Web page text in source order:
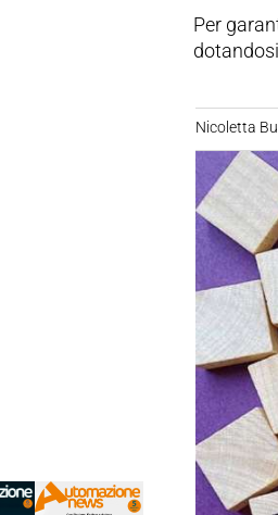
Per
Nicoletta